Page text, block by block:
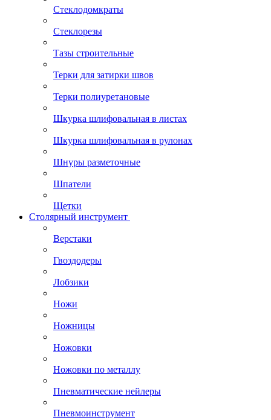
Стеклодомкраты
Стеклорезы
Тазы строительные
Терки для затирки швов
Терки полиуретановые
Шкурка шлифовальная в листах
Шкурка шлифовальная в рулонах
Шнуры разметочные
Шпатели
Щетки
Столярный инструмент
Верстаки
Гвоздодеры
Лобзики
Ножи
Ножницы
Ножовки
Ножовки по металлу
Пневматические нейлеры
Пневмоинструмент